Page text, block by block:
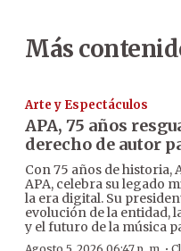
Más
Arte y Espectáculos
APA, 75 años
derecho de autor
Con 75 años de historia,
APA, celebra su legado
la era digital. Su
evolución de la entidad,
y el futuro de la música